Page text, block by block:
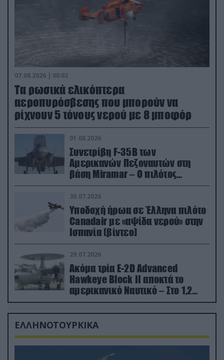
07.08.2026 | 00:02
Τα ρωσικά ελικόπτερα
αεροπυρόσβεσης που μπορούν να
ρίχνουν 5 τόνους νερού με 8 μποφόρ
01.08.2026
Συνετρίβη F-35B των
Αμερικανών Πεζοναυτών στη
βάση Miramar – Ο πιλότος
εκτινάχθηκε εγκαίρως
30.07.2026
Υποδοχή ήρωα σε Έλληνα πιλότο
Canadair με «αψίδα νερού» στην
Ισπανία (βίντεο)
29.07.2026
Ακόμα τρία E-2D Advanced
Hawkeye Block II αποκτά το
αμερικανικό Ναυτικό – Στο 1,2
δισ.δολάρια το κόστος
ΕΛΛΗΝΟΤΟΥΡΚΙΚΑ